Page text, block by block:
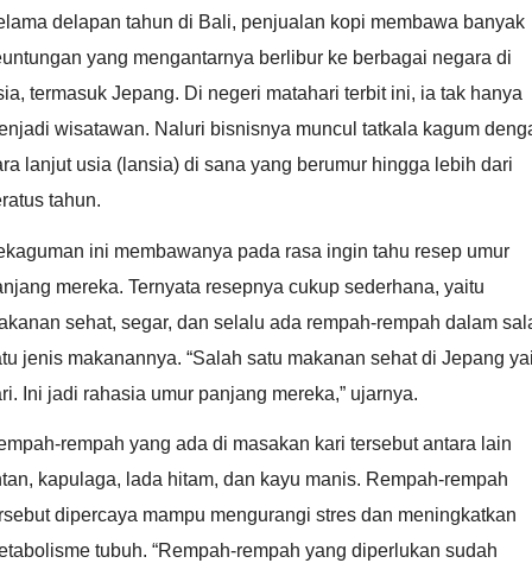
delapan tahun di Bali, penjualan kopi membawa banyak
yang mengantarnya berlibur ke berbagai negara di
termasuk Jepang. Di negeri matahari terbit ini, ia tak hanya
wisatawan. Naluri bisnisnya muncul tatkala kagum
lanjut usia (lansia) di sana yang berumur hingga lebih dari
tahun.
ini membawanya pada rasa ingin tahu resep umur
mereka. Ternyata resepnya cukup sederhana, yaitu
sehat, segar, dan selalu ada rempah-rempah dalam
jenis makanannya. “Salah satu makanan sehat di Jepang
Ini jadi rahasia umur panjang mereka,” ujarnya.
rempah yang ada di masakan kari tersebut antara lain
kapulaga, lada hitam, dan kayu manis. Rempah-rempah
dipercaya mampu mengurangi stres dan meningkatkan
tubuh. “Rempah-rempah yang diperlukan sudah